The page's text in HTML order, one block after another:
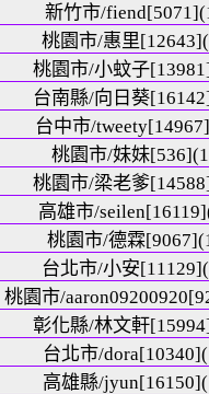
新竹市/
桃園市/惠里
桃園市/小蚊子
台南縣/向日葵
台中市/
桃園市/妹妹
桃園市/梁老爹
高雄市/
桃園市/德霖
台北市/小安
桃園市/
彰化縣/林文軒
台北市/
高雄縣/